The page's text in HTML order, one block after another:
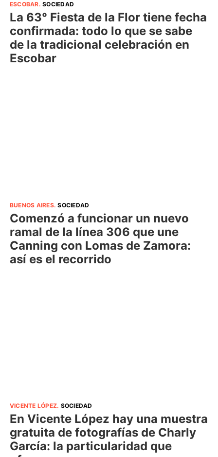
ESCOBAR.SOCIEDAD
La 63° Fiesta de la Flor tiene fecha
confirmada: todo lo que se sabe
de la tradicional celebración en
Escobar
BUENOS AIRES.SOCIEDAD
Comenzó a funcionar un nuevo
ramal de la línea 306 que une
Canning con Lomas de Zamora:
así es el recorrido
VICENTE LÓPEZ. SOCIEDAD
En Vicente López hay una muestra
gratuita de fotografías de Charly
García: la particularidad que